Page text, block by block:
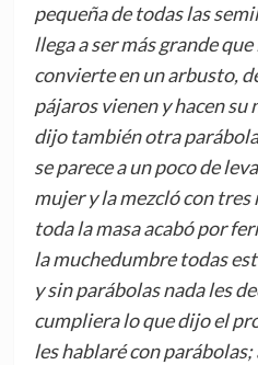
pequeña de todas las
llega a ser más grande
convierte en un arbusto,
pájaros vienen y hacen su
dijo también otra
se parece a un poco de
mujer y la mezcló con tres
toda la masa acabó por
la muchedumbre todas
y sin parábolas nada les
cumpliera lo que dijo el
les hablaré con